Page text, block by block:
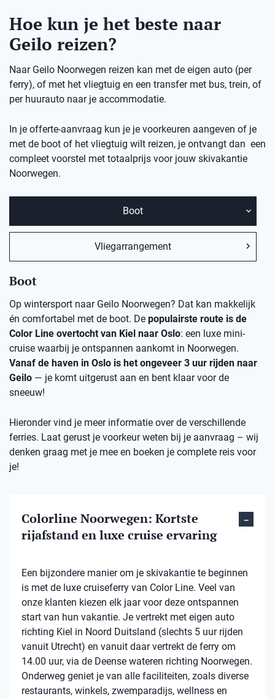
Hoe kun je het beste naar
Geilo reizen?
Naar Geilo Noorwegen reizen kan met de eigen auto (per
ferry), of met het vliegtuig en een transfer met bus, trein, of
per huurauto naar je accommodatie.
In je offerte-aanvraag kun je je voorkeuren aangeven of je
met de boot of het vliegtuig wilt reizen, je ontvangt dan een
compleet voorstel met totaalprijs voor jouw skivakantie
Noorwegen.
Boot
Vliegarrangement
Boot
Op wintersport naar Geilo Noorwegen? Dat kan makkelijk
én comfortabel met de boot. De populairste route is de
Color Line overtocht van Kiel naar Oslo: een luxe mini-
cruise waarbij je ontspannen aankomt in Noorwegen.
Vanaf de haven in Oslo is het ongeveer 3 uur rijden naar
Geilo — je komt uitgerust aan en bent klaar voor de
sneeuw!
Hieronder vind je meer informatie over de verschillende
ferries. Laat gerust je voorkeur weten bij je aanvraag – wij
denken graag met je mee en boeken je complete reis voor
je!
Colorline Noorwegen: Kortste
rijafstand en luxe cruise ervaring
Een bijzondere manier om je skivakantie te beginnen
is met de luxe cruiseferry van Color Line. Veel van
onze klanten kiezen elk jaar voor deze ontspannen
start van hun vakantie. Je vertrekt met eigen auto
richting Kiel in Noord Duitsland (slechts 5 uur rijden
vanuit Utrecht) en vanuit daar vertrekt de ferry om
14.00 uur, via de Deense wateren richting Noorwegen.
Onderweg geniet je van alle faciliteiten, zoals diverse
restaurants, winkels, zwemparadijs, wellness en